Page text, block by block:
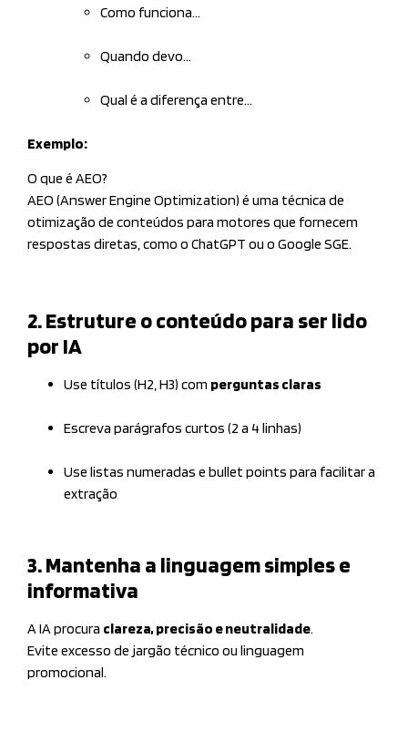
Como funciona…
Quando devo…
Qual é a diferença entre…
Exemplo:
O que é AEO?
AEO (Answer Engine Optimization) é uma técnica de
otimização de conteúdos para motores que fornecem
respostas diretas, como o ChatGPT ou o Google SGE.
2. Estruture o conteúdo para ser lido
por IA
Use títulos (H2, H3) com perguntas claras
Escreva parágrafos curtos (2 a 4 linhas)
Use listas numeradas e bullet points para facilitar a
extração
3. Mantenha a linguagem simples e
informativa
A IA procura clareza, precisão e neutralidade.
Evite excesso de jargão técnico ou linguagem
promocional.